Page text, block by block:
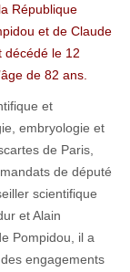
République
et de Claude
décédé le 12
de 82 ans.
et
embryologie et
de Paris,
de député
scientifique
et Alain
Pompidou, il a
engagements